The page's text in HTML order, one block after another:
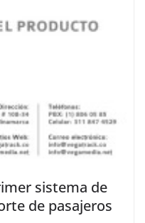
sistema de
de pasajeros